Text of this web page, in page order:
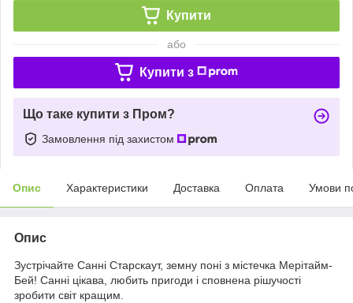
Купити
або
Купити з
Що таке купити з Пром?
Замовлення під захистом
Опис Характеристики Доставка Оплата Умови
Опис
Зустрічайте Санні Старскаут, земну поні з містечка Мерітайм-
Бей! Санні цікава, любить пригоди і сповнена рішучості
зробити світ кращим.